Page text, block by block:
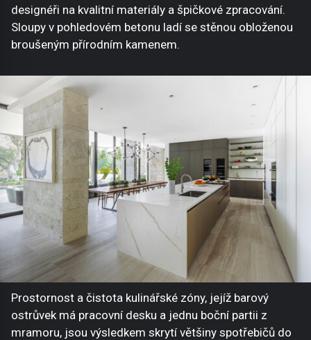
designéři na kvalitní materiály a špičkové zpracování.
Sloupy v pohledovém betonu ladí se stěnou obloženou
broušeným přírodním kamenem.
Prostornost a čistota kulinářské zóny, jejíž barový
ostrůvek má pracovní desku a jednu boční partii z
mramoru, jsou výsledkem skrytí většiny spotřebičů do